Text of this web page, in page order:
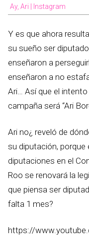
Ay, Ari | Instagram
Y es que ahora
su sueño ser
enseñaron a
enseñaron a no
Ari… Así que el
campaña será “Ari
Ari no¿ reveló de
su diputación,
diputaciones en el
Roo se renovará la
que piensa ser
falta 1 mes?
https://